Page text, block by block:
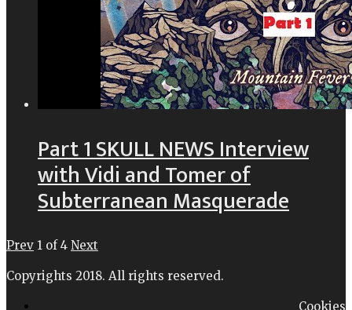
Part 1 SKULL NEWS Interview
with Vidi and Tomer of
Subterranean Masquerade
Prev 1 of 4 Next
Copyrights 2018. All rights reserved.
Cookies